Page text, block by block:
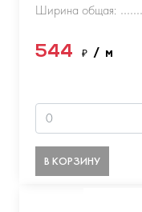
Ширина общая:
544 ₽ / м
В КОРЗИНУ